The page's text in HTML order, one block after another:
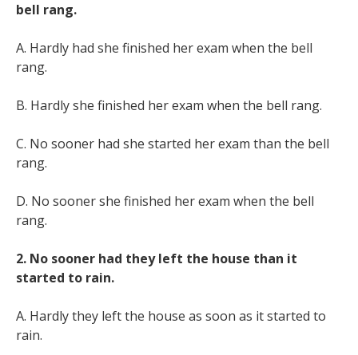
bell rang.
A. Hardly had she finished her exam when the bell
rang.
B. Hardly she finished her exam when the bell rang.
C. No sooner had she started her exam than the bell
rang.
D. No sooner she finished her exam when the bell
rang.
2. No sooner had they left the house than it
started to rain.
A. Hardly they left the house as soon as it started to
rain.